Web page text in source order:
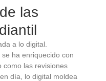
las
a lo digital.
ha enriquecido con
como las revisiones
día, lo digital moldea